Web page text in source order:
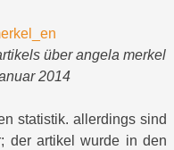
über angela merkel
2014
statistik. allerdings sind
der artikel wurde in den